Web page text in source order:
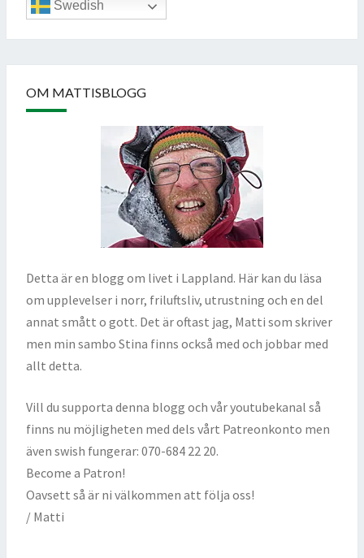
Swedish
OM MATTISBLOGG
Detta är en blogg om livet i Lappland. Här kan du läsa
om upplevelser i norr, friluftsliv, utrustning och en del
annat smått o gott. Det är oftast jag, Matti som skriver
men min sambo Stina finns också med och jobbar med
allt detta.
Vill du supporta denna blogg och vår youtubekanal så
finns nu möjligheten med dels vårt Patreonkonto men
även swish fungerar: 070-684 22 20.
Become a Patron!
Oavsett så är ni välkommen att följa oss!
/ Matti